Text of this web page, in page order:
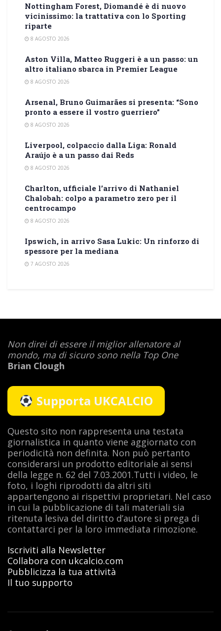
Nottingham Forest, Diomandé è di nuovo
vicinissimo: la trattativa con lo Sporting
riparte
8 AGOSTO 2026
Aston Villa, Matteo Ruggeri è a un passo: un
altro italiano sbarca in Premier League
8 AGOSTO 2026
Arsenal, Bruno Guimarães si presenta: “Sono
pronto a essere il vostro guerriero”
8 AGOSTO 2026
Liverpool, colpaccio dalla Liga: Ronald
Araújo è a un passo dai Reds
8 AGOSTO 2026
Charlton, ufficiale l’arrivo di Nathaniel
Chalobah: colpo a parametro zero per il
centrocampo
8 AGOSTO 2026
Ipswich, in arrivo Sasa Lukic: Un rinforzo di
spessore per la mediana
7 AGOSTO 2026
Non direi di essere il miglior allenatore al
mondo, ma di sicuro sono nella Top One
Brian Clough
Supporta UKCALCIO
Questo sito non rappresenta una testata
giornalistica in quanto viene aggiornato con
periodicità non definita. Non può pertanto
considerarsi un prodotto editoriale ai sensi
della legge n. 62 del 7.03.2001.Tutti i video, le
foto, i loghi riprodotti da altri siti
appartengono ai rispettivi proprietari. Nel caso
in cui la pubblicazione di tali materiali sia
ritenuta lesiva del diritto d’autore si prega di
contattarci per la loro immediata rimozione.
Iscriviti alla Newsletter
Collabora con ukcalcio.com
Pubblicizza la tua attività
Il tuo supporto